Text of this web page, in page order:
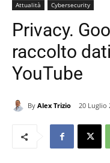
Attualità Cybersecurity
Privacy.
raccolto
YouTube
By Alex Trizio 20 Luglio